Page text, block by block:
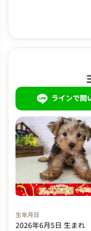
ラインで問
生年月日
2026年6月5日 生まれ